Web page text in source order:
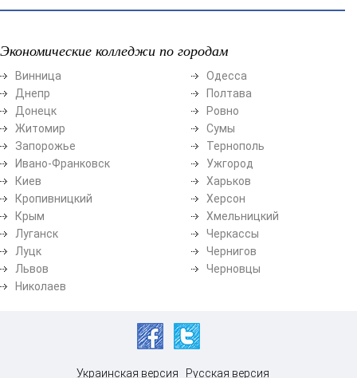
Экономические колледжи по городам
Винница
Днепр
Донецк
Житомир
Запорожье
Ивано-Франковск
Киев
Кропивницкий
Крым
Луганск
Луцк
Львов
Николаев
Одесса
Полтава
Ровно
Сумы
Тернополь
Ужгород
Харьков
Херсон
Хмельницкий
Черкассы
Чернигов
Черновцы
Украинская версия Русская версия